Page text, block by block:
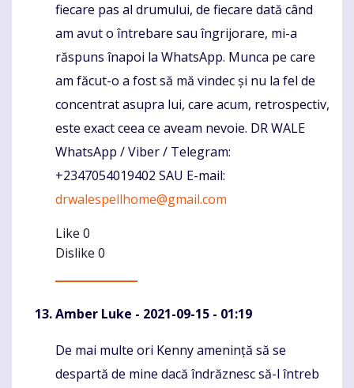
fiecare pas al drumului, de fiecare dată când
am avut o întrebare sau îngrijorare, mi-a
răspuns înapoi la WhatsApp. Munca pe care
am făcut-o a fost să mă vindec și nu la fel de
concentrat asupra lui, care acum, retrospectiv,
este exact ceea ce aveam nevoie. DR WALE
WhatsApp / Viber / Telegram:
+2347054019402 SAU E-mail:
drwalespellhome@gmail.com
Like 0
Dislike 0
Amber Luke - 2021-09-15 - 01:19
Komentaras
De mai multe ori Kenny amenință să se
despartă de mine dacă îndrăznesc să-l întreb